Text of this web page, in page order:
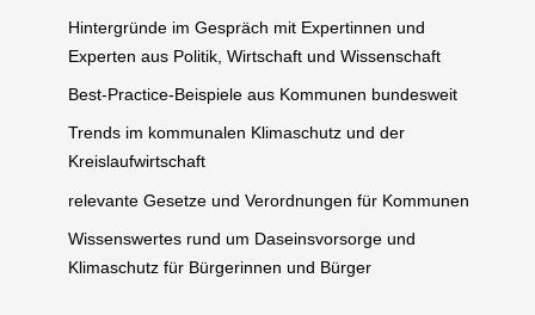
Hintergründe im Gespräch mit Expertinnen und
Experten aus Politik, Wirtschaft und Wissenschaft
Best-Practice-Beispiele aus Kommunen bundesweit
Trends im kommunalen Klimaschutz und der
Kreislaufwirtschaft
relevante Gesetze und Verordnungen für Kommunen
Wissenswertes rund um Daseinsvorsorge und
Klimaschutz für Bürgerinnen und Bürger